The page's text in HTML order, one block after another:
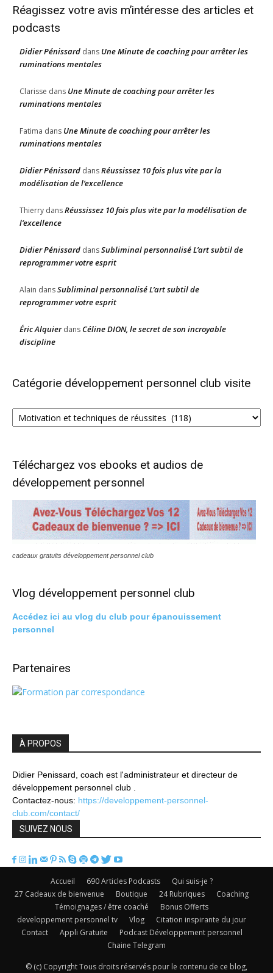
Réagissez votre avis m’intéresse des articles et
podcasts
Didier Pénissard dans Une Minute de coaching pour arrêter les
ruminations mentales
Clarisse dans Une Minute de coaching pour arrêter les
ruminations mentales
Fatima dans Une Minute de coaching pour arrêter les
ruminations mentales
Didier Pénissard dansRéussissez 10 fois plus vite par la
modélisation de l’excellence
Thierry dansRéussissez 10 fois plus vite par la modélisation de
l’excellence
Didier Pénissard dansSubliminal personnalisé L’art subtil de
reprogrammer votre esprit
Alain dansSubliminal personnalisé L’art subtil de
reprogrammer votre esprit
Éric Alquierdans Céline DION, le secret de son incroyable
discipline
Catégorie développement personnel club visite
Catégorie
développement
visite
Téléchargez vos ebooks et audios de
développement personnel
cadeaux gratuits développement personnel club
Vlog développement personnel club
Accédez ici au vlog du club pour épanouissement
personnel
Partenaires
À PROPOS
Didier Penissard, coach est l'administrateur et directeur de
développement personnel club .
Contactez-nous: https://developpement-personnel-
club.com/contact/
SUIVEZ NOUS
Accueil 690 Articles Podcasts
Qui suis-je ?
27 Cadeaux de bienvenue
Boutique 24 Rubriques
Coaching
Témoignages / être coaché
Bonus Offerts
developpement personnel tv
Vlog
Citation inspirante du jour
Contact
Appli Gratuite
Podcast Développement personnel
Chaine Telegram
© (c) Copyright Tous droits réservés pour le contenu de ce blog,